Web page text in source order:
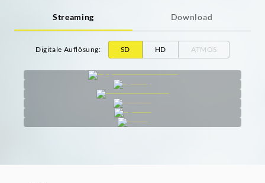
Streaming Download
Digitale Auflösung: SD HD ATMOS